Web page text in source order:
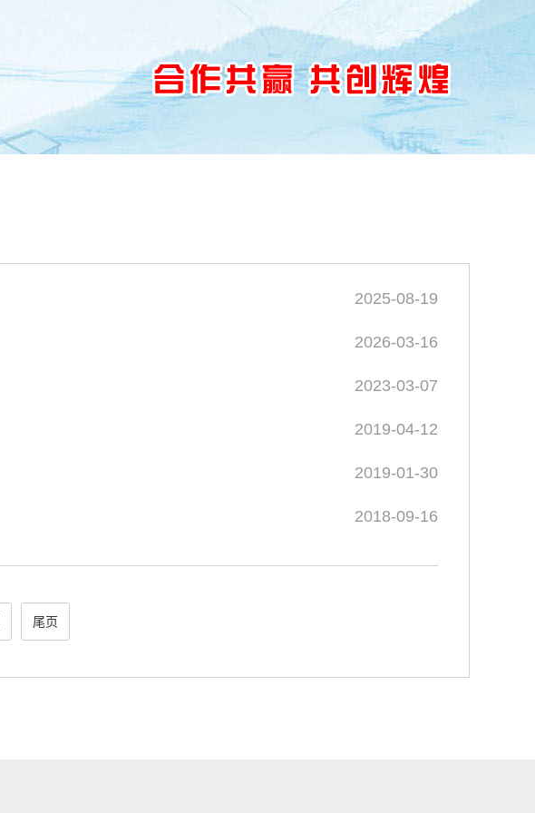
2025-08-19
2026-03-16
2023-03-07
2019-04-12
2019-01-30
2018-09-16
尾页